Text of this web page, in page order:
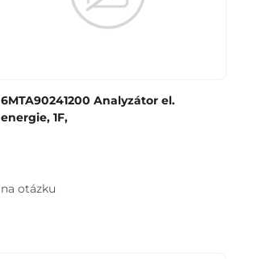
6MTA90241200 Analyzátor el.
energie, 1F,
na otázku